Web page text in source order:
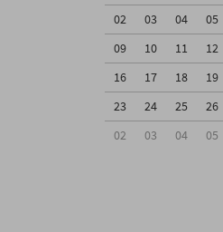
02
03 04 05
09
10 11 12
16
17 18 19
23
24 25 26
02
03 04 05